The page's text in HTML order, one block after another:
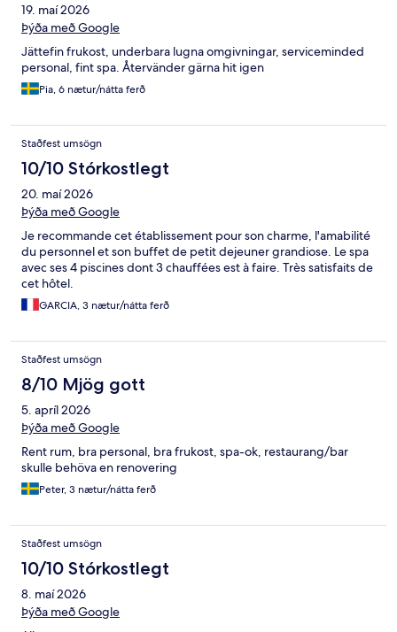
19. maí 2026
Þýða með Google
Jättefin frukost, underbara lugna omgivningar, serviceminded
personal, fint spa. Återvänder gärna hit igen
Pia, 6 nætur/nátta ferð
Staðfest umsögn
10/10 Stórkostlegt
20. maí 2026
Þýða með Google
Je recommande cet établissement pour son charme, l'amabilité
du personnel et son buffet de petit dejeuner grandiose. Le spa
avec ses 4 piscines dont 3 chauffées est à faire. Très satisfaits de
cet hôtel.
GARCIA, 3 nætur/nátta ferð
Staðfest umsögn
8/10 Mjög gott
5. apríl 2026
Þýða með Google
Rent rum, bra personal, bra frukost, spa-ok, restaurang/bar
skulle behöva en renovering
Peter, 3 nætur/nátta ferð
Staðfest umsögn
10/10 Stórkostlegt
8. maí 2026
Þýða með Google